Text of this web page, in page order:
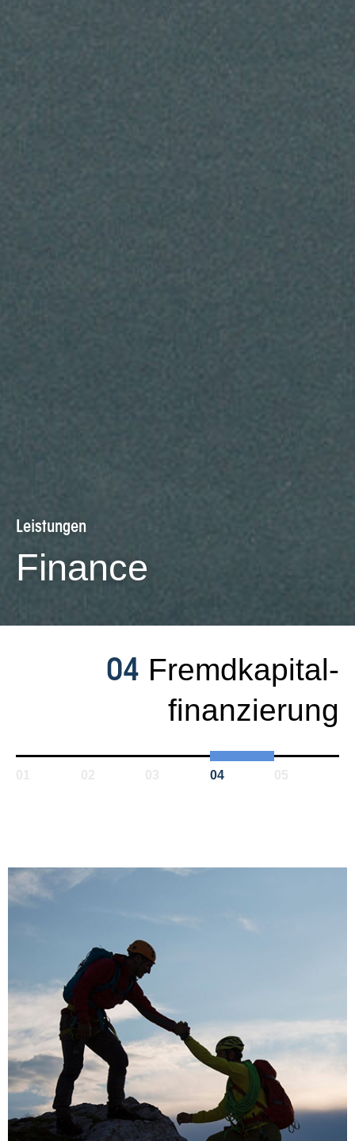
Leistungen
Finance
04 Fremdkapital­
finanzierung
04